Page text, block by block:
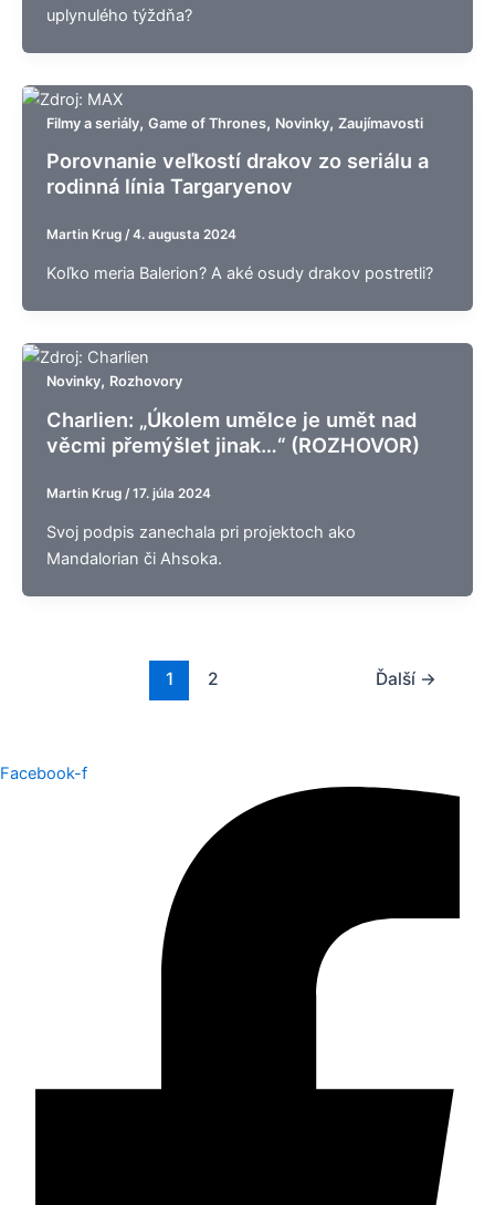
uplynulého týždňa?
Filmy a seriály, Game of Thrones, Novinky, Zaujímavosti
Porovnanie veľkostí drakov zo seriálu a
rodinná línia Targaryenov
Martin Krug / 4. augusta 2024
Koľko meria Balerion? A aké osudy drakov postretli?
Novinky, Rozhovory
Charlien: „Úkolem umělce je umět nad
věcmi přemýšlet jinak…“ (ROZHOVOR)
Martin Krug / 17. júla 2024
Svoj podpis zanechala pri projektoch ako
Mandalorian či Ahsoka.
1 2 Ďalší →
Facebook-f